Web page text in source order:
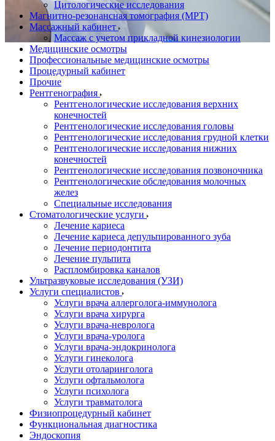
Цитологические исследования
Магнитно-резонансная томография (МРТ)
Массажный кабинет
Массаж с учетом прикладной кинезиологии
Медицинские осмотры
Профессиональные медицинские осмотры
Процедурный кабинет
Прочие
Рентгенография
Рентгенологические исследования верхних
конечностей
Рентгенологические исследования головы
Рентгенологические исследования грудной клетки
Рентгенологические исследования нижних
конечностей
Рентгенологические исследования позвоночника
Рентгенологические обследования молочных
желез
Специальные исследования
Стоматологические услуги
Лечение кариеса
Лечение кариеса депульпированного зуба
Лечение периодонтита
Лечение пульпита
Распломбировка каналов
Ультразвуковые исследования (УЗИ)
Услуги специалистов
Услуги врача аллерголога-иммунолога
Услуги врача хирурга
Услуги врача-невролога
Услуги врача-уролога
Услуги врача-эндокринолога
Услуги гинеколога
Услуги отоларинголога
Услуги офтальмолога
Услуги психолога
Услуги травматолога
Физиопроцедурный кабинет
Функциональная диагностика
Эндоскопия